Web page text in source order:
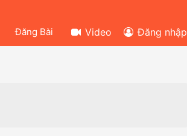
Đăng Bài Video Đăng nhập